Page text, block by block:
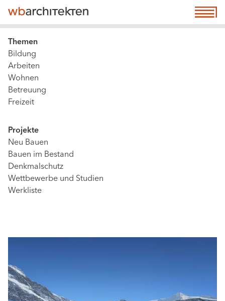
Direkt
zum
Inhalt
☰ Menu
Main
navigation
|
Content,
Level
3
(active,
not
extended
config)
Themen
Bildung
Arbeiten
Wohnen
Betreuung
Freizeit
Projekte
Neu Bauen
Bauen im Bestand
Denkmalschutz
Wettbewerbe und Studien
Werkliste